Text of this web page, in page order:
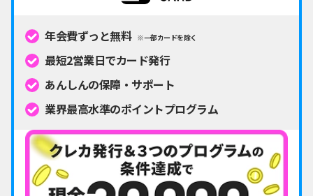
年会費ずっと無料 ※一部カードを除く
最短2営業日でカード発行
あんしんの保障・サポート
業界最高水準のポイントプログラム